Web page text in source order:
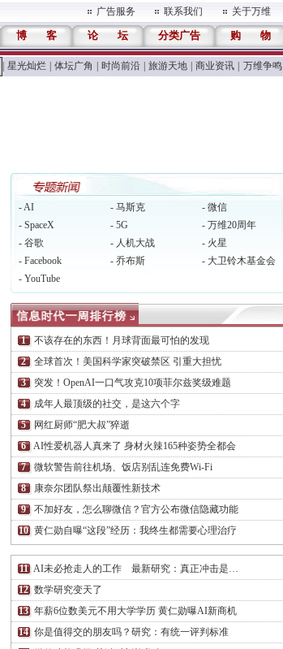
广告服务 联系我们 关于万维
博 客 论 坛 分类广告 购 物
星光灿烂 体坛广角 时尚前沿 旅游天地 商业资讯 万维争鸣
- AI - 马斯克
- 微信
- SpaceX
- 5G
- 万维20周年
- 谷歌
- 人机大战
- 火星
- Facebook
- 乔布斯
- 大卫铃木基金会
- YouTube
不该存在的东西！月球背面最可怕的发现
全球首次！美国科学家突破禁区 引重大担忧
突发！OpenAI一口气攻克10项菲尔兹奖级难题
成年人最顶级的社交，是这六个字
网红厨师“肥大叔”猝逝
AI性爱机器人真来了 身材火辣165种姿势全都会
微软警告前往机场、饭店别乱连免费Wi-Fi
康奈尔团队祭出颠覆性新技术
不加好友，怎么聊微信？官方公布微信隐藏功能
黄仁勋自曝“这段”经历：我终生都需要心理治疗
AI未必抢走人的工作 最新研究：真正冲击是…
数学研究变天了
年薪6位数美元不用大学学历 黄仁勋曝AI新商机
你是值得交的朋友吗？研究：有统一评判标准